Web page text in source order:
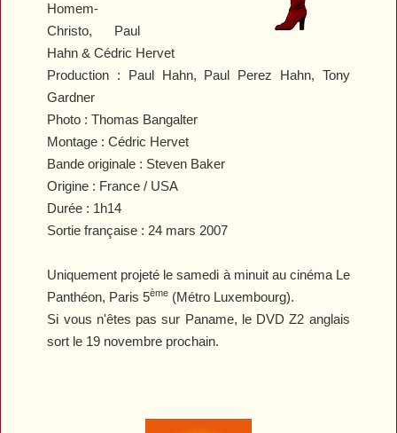
Homem-
Christo, Paul
Hahn & Cédric Hervet
Production : Paul Hahn, Paul Perez Hahn, Tony
Gardner
Photo : Thomas Bangalter
Montage : Cédric Hervet
Bande originale : Steven Baker
Origine : France / USA
Durée : 1h14
Sortie française : 24 mars 2007
Uniquement projeté le samedi à minuit au cinéma Le
Panthéon, Paris 5ème (Métro Luxembourg).
Si vous n'êtes pas sur Paname, le DVD Z2 anglais
sort le 19 novembre prochain.